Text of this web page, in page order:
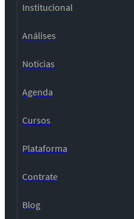
Institucional
Análises
Notícias
Agenda
Cursos
Plataforma
Contrate
Blog